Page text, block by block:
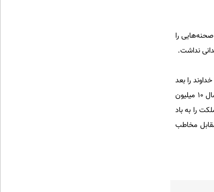
کارشناسان ایرانی صحنه‌هایی را
نداشت.
را بعد
از سال‌های جنگ بیشتر دیدم. سال 67 پرمخاطب‌ترین مجله را منتشر کردم، بعد فقر و فحشا را ساختم که در آن سال 10 میلیون
را به باد
آن را دید. در مقابل مخاطب